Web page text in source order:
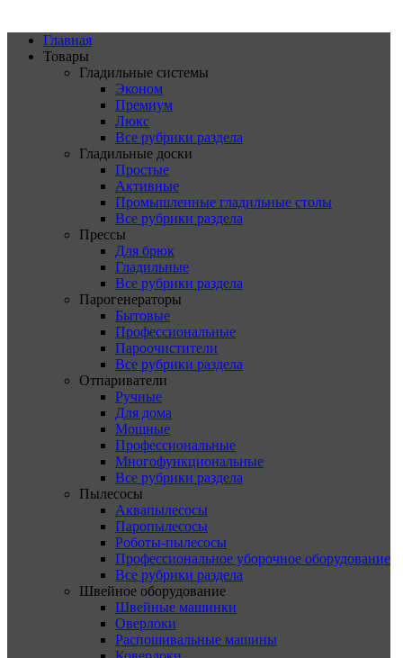
Главная
Товары
Гладильные системы
Эконом
Премиум
Люкс
Все рубрики раздела
Гладильные доски
Простые
Активные
Промышленные гладильные столы
Все рубрики раздела
Прессы
Для брюк
Гладильные
Все рубрики раздела
Парогенераторы
Бытовые
Профессиональные
Пароочистители
Все рубрики раздела
Отпариватели
Ручные
Для дома
Мощные
Профессиональные
Многофункциональные
Все рубрики раздела
Пылесосы
Аквапылесосы
Паропылесосы
Роботы-пылесосы
Профессиональное уборочное оборудование
Все рубрики раздела
Швейное оборудование
Швейные машинки
Оверлоки
Распошивальные машины